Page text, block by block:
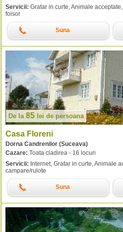
Servicii: Gratar in curte, Animale
foisor
Suna
De la 85 lei de persoana
Casa Floreni
Dorna Candrenilor (Suceava)
Cazare: Toata cladirea - 16 locuri
Servicii: Internet, Gratar in curte, Animale
campare/rulote
Suna